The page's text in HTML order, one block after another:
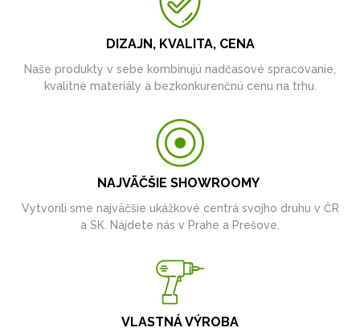
DIZAJN, KVALITA, CENA
Naše produkty v sebe kombinujú nadčasové spracovanie,
kvalitné materiály a bezkonkurenčnú cenu na trhu.
NAJVÄČŠIE SHOWROOMY
Vytvorili sme najväčšie ukážkové centrá svojho druhu v ČR
a SK. Nájdete nás v Prahe a Prešove.
VLASTNÁ VÝROBA